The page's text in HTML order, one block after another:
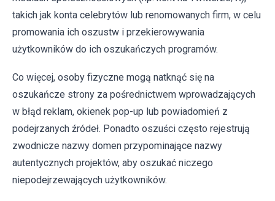
takich jak konta celebrytów lub renomowanych firm, w celu
promowania ich oszustw i przekierowywania
użytkowników do ich oszukańczych programów.
Co więcej, osoby fizyczne mogą natknąć się na
oszukańcze strony za pośrednictwem wprowadzających
w błąd reklam, okienek pop-up lub powiadomień z
podejrzanych źródeł. Ponadto oszuści często rejestrują
zwodnicze nazwy domen przypominające nazwy
autentycznych projektów, aby oszukać niczego
niepodejrzewających użytkowników.